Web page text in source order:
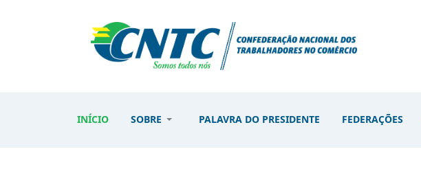
INÍCIO SOBRE PALAVRA DO PRESIDENTE FEDERAÇÕES